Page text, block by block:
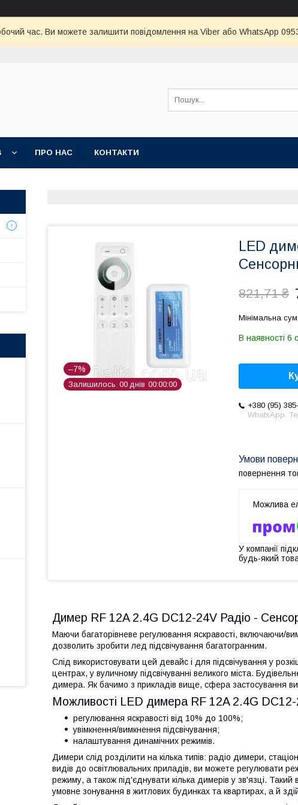
час. Ви можете залишити повідомлення на Viber або WhatsApp
ПРО НАС КОНТАКТИ
–7%
Залишилось 00 днів 00 00 00
LED
821,71 ₴
Мінімальна
В наявності 6
+380 (95)
WhatsApp.
повернення
У компанії
будь-який
Димер RF 12A 2.4G DC12-24V Радіо -
Маючи багаторівневе регулювання яскравості, включаючи/
дозволить зробити лед підсвічування багатогранним.
Слід використовувати цей девайс і для підсвічування у
центрах, у вуличному підсвічуванні великого міста.
димера. Як бачимо з прикладів вище, сфера застосування
Можливості LED димера RF 12A 2.4G DC12-
регулювання яскравості від 10% до 100%;
увімкнення/вимкнення підсвічування;
налаштування динамічних режимів.
Димери слід розділити на кілька типів: радіо димери,
видів до освітлювальних приладів, ви можете регулювати
режиму, а також під'єднувати кілька димерів у зв'язці.
умовне зонування в житлових будинках та квартирах, а й